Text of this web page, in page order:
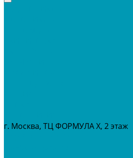
г. Москва, ТЦ ФОРМУЛА Х, 2 этаж